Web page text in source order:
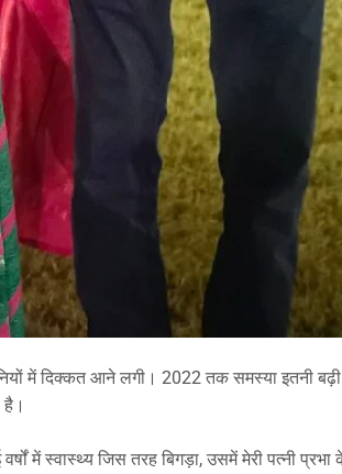
में दिक्कत आने लगी। 2022 तक समस्या इतनी
है।
में स्वास्थ्य जिस तरह बिगड़ा, उसमें मेरी पत्नी